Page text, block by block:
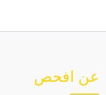
عن افحص